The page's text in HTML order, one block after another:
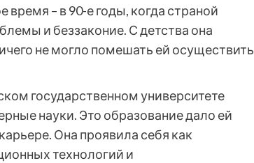
время – в 90-е годы, когда страной
и беззаконие. С детства она
не могло помешать ей осуществить
государственном университете
науки. Это образование дало ей
Она проявила себя как
технологий и